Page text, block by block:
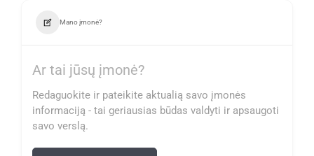
Mano įmonė?
Ar tai jūsų įmonė?
Redaguokite ir pateikite aktualią savo įmonės
informaciją - tai geriausias būdas valdyti ir apsaugoti
savo verslą.